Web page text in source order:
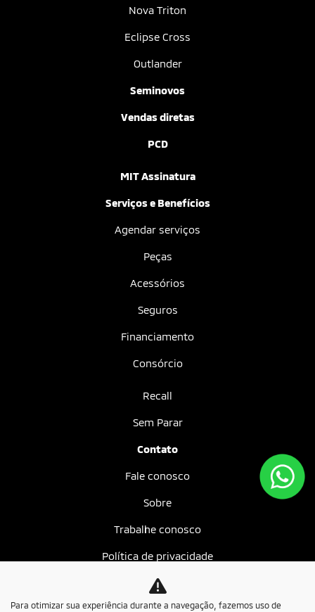
Nova Triton
Eclipse Cross
Outlander
Seminovos
Vendas diretas
PCD
MIT Assinatura
Serviços e Benefícios
Agendar serviços
Peças
Acessórios
Seguros
Financiamento
Consórcio
Recall
Sem Parar
Contato
Fale conosco
Sobre
Trabalhe conosco
Política de privacidade
Mundo MIT
Para otimizar sua experiência durante a navegação, fazemos uso de